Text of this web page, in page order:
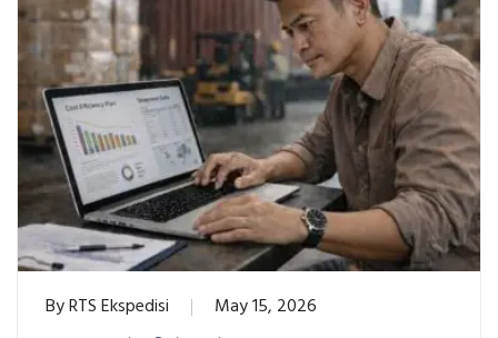
ByRTS Ekspedisi May 15, 2026